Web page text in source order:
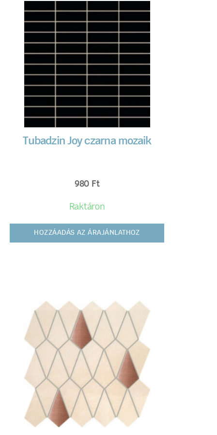
Tubadzin Joy czarna mozaik
980 Ft
Raktáron
HOZZÁADÁS AZ ÁRAJÁNLATHOZ